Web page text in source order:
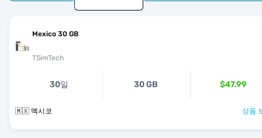
Mexico 30 GB
TSimTech
30일 30 GB $47.99
🇲🇽 멕시코 상품